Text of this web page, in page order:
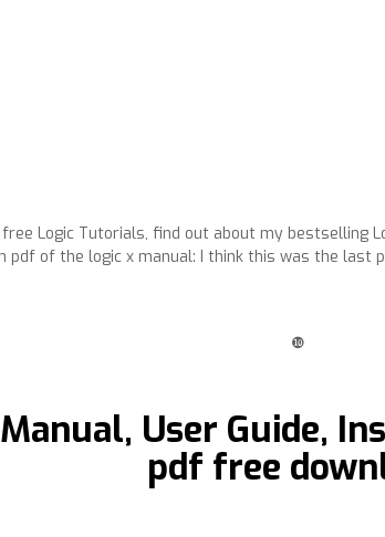
Logic Tutorials, find out about my bestselling
pdf of the logic x manual: I think this was the
❿
User Guide,
pdf free